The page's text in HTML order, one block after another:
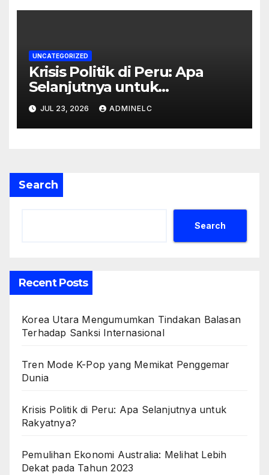
UNCATEGORIZED
Krisis Politik di Peru: Apa
Selanjutnya untuk
Rakyatnya?
JUL 23, 2026 ADMINELC
Search
Search
Recent Posts
Korea Utara Mengumumkan Tindakan Balasan
Terhadap Sanksi Internasional
Tren Mode K-Pop yang Memikat Penggemar
Dunia
Krisis Politik di Peru: Apa Selanjutnya untuk
Rakyatnya?
Pemulihan Ekonomi Australia: Melihat Lebih
Dekat pada Tahun 2023